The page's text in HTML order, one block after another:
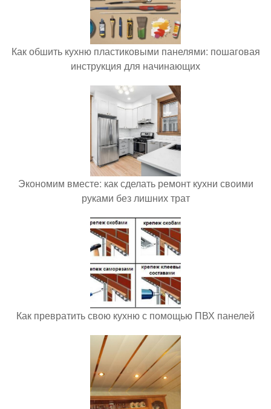
Как обшить кухню пластиковыми панелями: пошаговая
инструкция для начинающих
Экономим вместе: как сделать ремонт кухни своими
руками без лишних трат
Как превратить свою кухню с помощью ПВХ панелей